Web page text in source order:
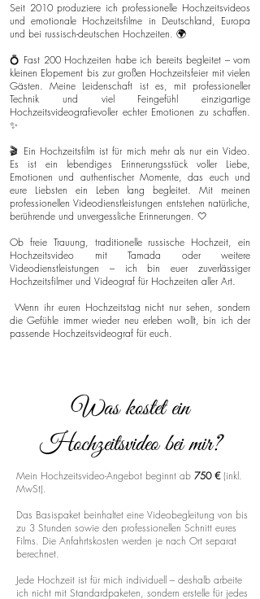
Seit 2010 produziere ich professionelle Hochzeitsvideos
und emotionale Hochzeitsfilme in Deutschland, Europa
und bei russisch-deutschen Hochzeiten. 🌍
💍 Fast 200 Hochzeiten habe ich bereits begleitet – vom
kleinen Elopement bis zur großen Hochzeitsfeier mit vielen
Gästen. Meine Leidenschaft ist es, mit professioneller
Technik und viel Feingefühl einzigartige
Hochzeitsvideografievoller echter Emotionen zu schaffen.
✨
🎬 Ein Hochzeitsfilm ist für mich mehr als nur ein Video.
Es ist ein lebendiges Erinnerungsstück voller Liebe,
Emotionen und authentischer Momente, das euch und
eure Liebsten ein Leben lang begleitet. Mit meinen
professionellen Videodienstleistungen entstehen natürliche,
berührende und unvergessliche Erinnerungen. 🤍
Ob freie Trauung, traditionelle russische Hochzeit, ein
Hochzeitsvideo mit Tamada oder weitere
Videodienstleistungen – ich bin euer zuverlässiger
Hochzeitsfilmer und Videograf für Hochzeiten aller Art.
Wenn ihr euren Hochzeitstag nicht nur sehen, sondern
die Gefühle immer wieder neu erleben wollt, bin ich der
passende Hochzeitsvideograf für euch.
Was kostet ein
Hochzeitsvideo bei mir?
Mein Hochzeitsvideo-Angebot beginnt ab 750 € (inkl.
MwSt).
Das Basispaket beinhaltet eine Videobegleitung von bis
zu 3 Stunden sowie den professionellen Schnitt eures
Films. Die Anfahrtskosten werden je nach Ort separat
berechnet.
Jede Hochzeit ist für mich individuell – deshalb arbeite
ich nicht mit Standardpaketen, sondern erstelle für jedes